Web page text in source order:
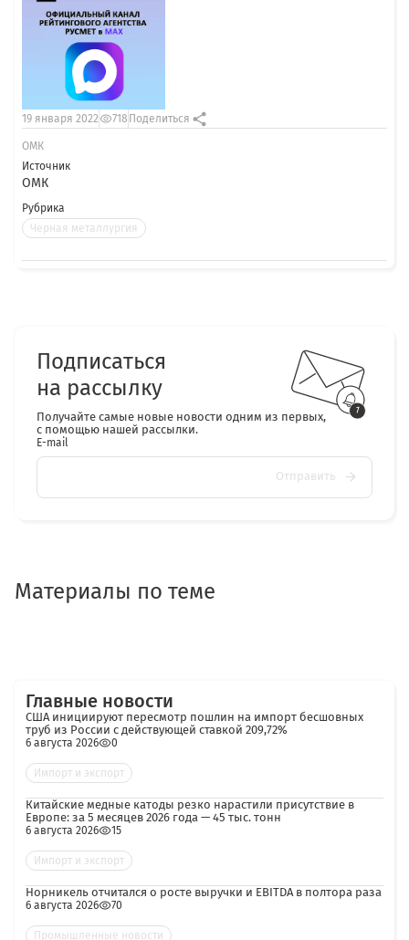
Источник
ОМК
Рубрика
Черная металлургия
19 января 2022 718 Поделиться
ОМК
Подписаться
на рассылку
Получайте самые новые новости одним из первых,
с помощью нашей рассылки.
E-mail
Отправить
Материалы по теме
Главные новости
США инициируют пересмотр пошлин на импорт бесшовных
труб из России с действующей ставкой 209,72%
6 августа 2026 0
Импорт и экспорт
Китайские медные катоды резко нарастили присутствие в
Европе: за 5 месяцев 2026 года — 45 тыс. тонн
6 августа 2026 15
Импорт и экспорт
Норникель отчитался о росте выручки и EBITDA в полтора раза
6 августа 2026 70
Промышленные новости